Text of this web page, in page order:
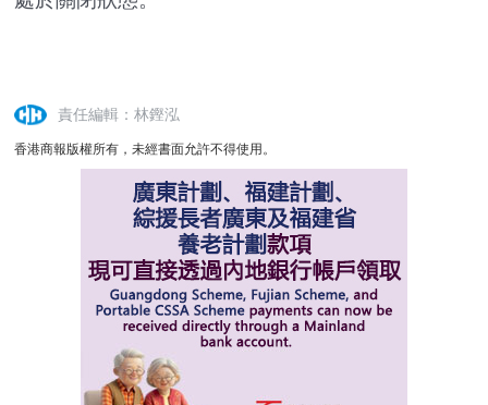
責任編輯：林鏗泓
香港商報版權所有，未經書面允許不得使用。